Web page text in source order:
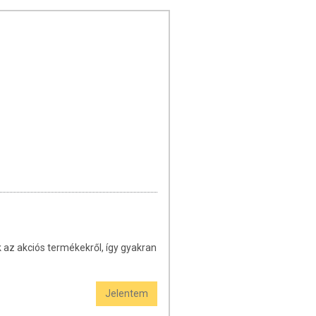
akciós termékekről, így gyakran
Jelentem